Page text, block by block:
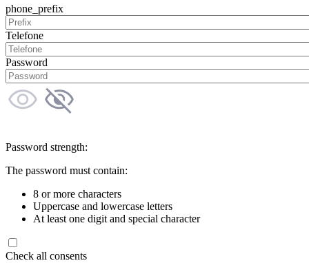
phone_prefix
Telefone
Password
Password strength:
The password must contain:
8 or more characters
Uppercase and lowercase letters
At least one digit and special character
Check all consents